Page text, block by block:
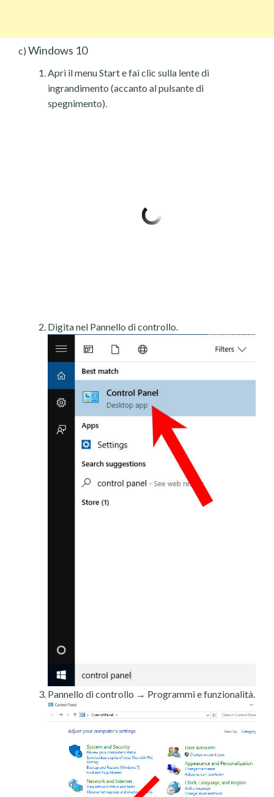
c) Windows 10
Apri il menu Start e fai clic sulla lente di
ingrandimento (accanto al pulsante di
spegnimento).
Digita nel Pannello di controllo.
Pannello di controllo → Programmi e funzionalità.